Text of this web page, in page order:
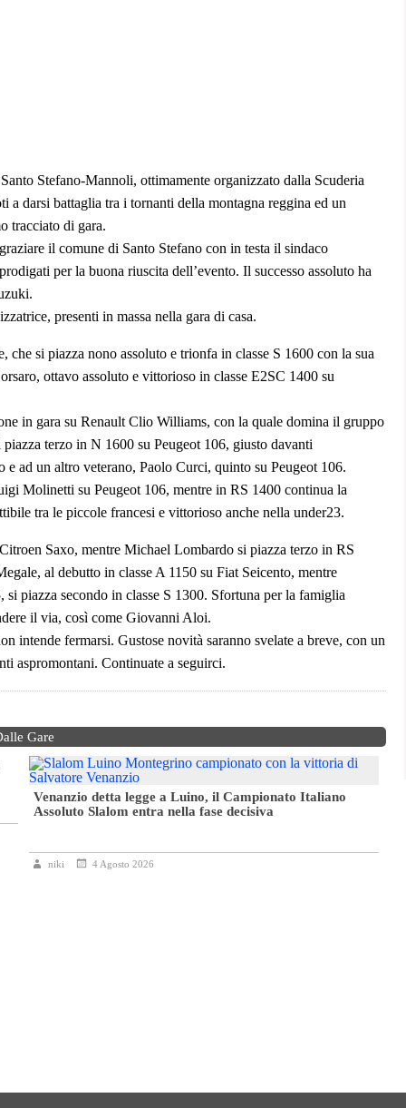
Stefano-Mannoli, ottimamente organizzato dalla Scuderia
a darsi battaglia tra i tornanti della montagna reggina ed un
tracciato di gara.
il comune di Santo Stefano con in testa il sindaco
per la buona riuscita dell’evento. Il successo assoluto ha
presenti in massa nella gara di casa.
si piazza nono assoluto e trionfa in classe S 1600 con la sua
ottavo assoluto e vittorioso in classe E2SC 1400 su
in gara su Renault Clio Williams, con la quale domina il gruppo
terzo in N 1600 su Peugeot 106, giusto davanti
ad un altro veterano, Paolo Curci, quinto su Peugeot 106.
Molinetti su Peugeot 106, mentre in RS 1400 continua la
tra le piccole francesi e vittorioso anche nella under23.
Saxo, mentre Michael Lombardo si piazza terzo in RS
al debutto in classe A 1150 su Fiat Seicento, mentre
piazza secondo in classe S 1300. Sfortuna per la famiglia
il via, così come Giovanni Aloi.
intende fermarsi. Gustose novità saranno svelate a breve, con un
aspromontani. Continuate a seguirci.
Gare
Venanzio detta legge a Luino, il Campionato Italiano
Assoluto Slalom entra nella fase decisiva
niki 4 Agosto 2026